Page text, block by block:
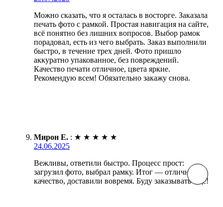
Можно сказать, что я осталась в восторге. Заказала
печать фото с рамкой. Простая навигация на сайте,
всё понятно без лишних вопросов. Выбор рамок
порадовал, есть из чего выбрать. Заказ выполнили
быстро, в течение трех дней. Фото пришло
аккуратно упакованное, без повреждений.
Качество печати отличное, цвета яркие.
Рекомендую всем! Обязательно закажу снова.
Мирон Е. : ★ ★ ★ ★ ★
24.06.2025
Вежливы, ответили быстро. Процесс прост:
загрузил фото, выбрал рамку. Итог — отличное
качество, доставили вовремя. Буду заказывать ещё!